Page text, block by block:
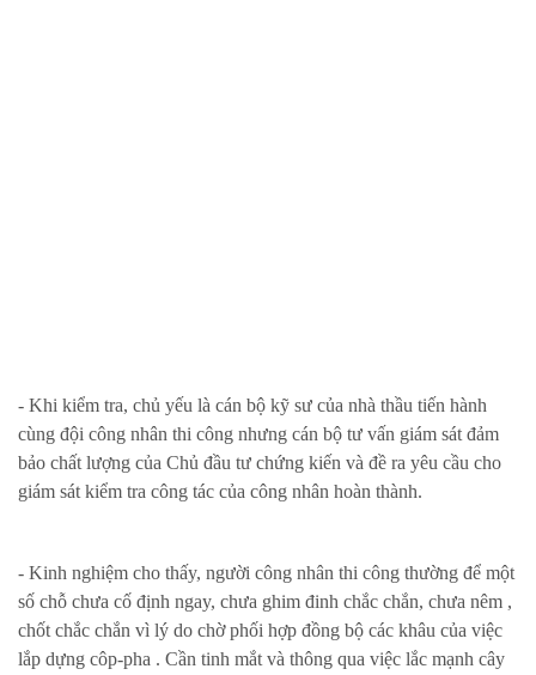
- Khi kiểm tra, chủ yếu là cán bộ kỹ sư của nhà thầu tiến hành
cùng đội công nhân thi công nhưng cán bộ tư vấn giám sát đảm
bảo chất lượng của Chủ đầu tư chứng kiến và đề ra yêu cầu cho
giám sát kiểm tra công tác của công nhân hoàn thành.
- Kinh nghiệm cho thấy, người công nhân thi công thường để một
số chỗ chưa cố định ngay, chưa ghim đinh chắc chắn, chưa nêm ,
chốt chắc chắn vì lý do chờ phối hợp đồng bộ các khâu của việc
lắp dựng côp-pha . Cần tinh mắt và thông qua việc lắc mạnh cây